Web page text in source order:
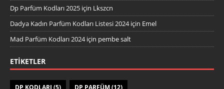
Dp Parfüm Kodları 2025 için Lkszcn
Dadya Kadın Parfüm Kodları Listesi 2024için Emel
Mad Parfüm Kodları 2024için pembe salt
ETIKETLER
DP KODLARI (5) DP PARFÜM(12)